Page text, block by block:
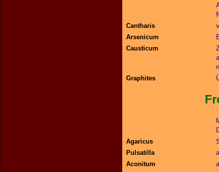
Cantharis
Arsenicum
Causticum
Graphites
Agaricus
Pulsatilla
Aconitum